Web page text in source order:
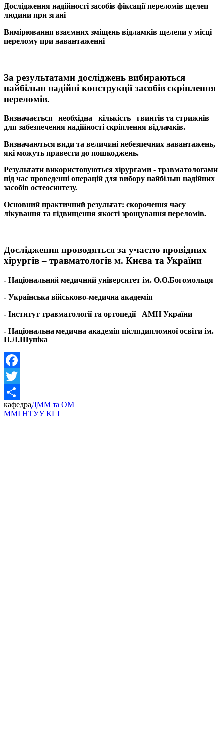
Дослідження надійності засобів фіксації переломів щелеп
людини при згині
Вимірювання взаємних зміщень відламків щелепи у місці
перелому при навантаженні
За результатами досліджень вибираються
найбільш надійні конструкції засобів скріплення
переломів.
Визначається необхідна кількість гвинтів та стрижнів
для забезпечення надійності скріплення відламків.
Визначаються види та величині небезпечних навантажень,
які можуть привести до пошкоджень.
Результати використовуються хірургами - травматологами
під час проведенні операцій для вибору найбільш надійних
засобів остеосинтезу.
Основний практичний результат: скорочення часу
лікування та підвищення якості зрощування переломів.
Дослідження проводяться за участю провідних
хірургів – травматологів м. Києва та України
- Національний медичний університет ім. О.О.Богомольця
- Українська військово-медична академія
- Інститут травматології та ортопедії АМН України
- Національна медична академія післядипломної освіти ім.
П.Л.Шупіка
Facebook
Twitter
Share
кафедраДММ та ОМ
ММІ НТУУ КПІ